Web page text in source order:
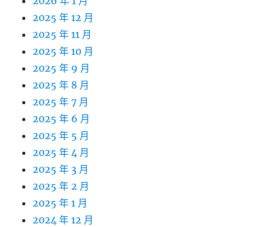
2025 年 12 月
2025 年 11 月
2025 年 10 月
2025 年 9 月
2025 年 8 月
2025 年 7 月
2025 年 6 月
2025 年 5 月
2025 年 4 月
2025 年 3 月
2025 年 2 月
2025 年 1 月
2024 年 12 月